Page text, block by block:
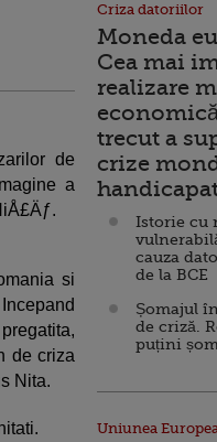
de
a
si
de criza
Nita.
Criza datoriilor
Moneda
Cea mai
realizare
trecut a
crize
Istorie cu
cauza
de la BCE
Șomajul
de criză.
puțini
Uniunea